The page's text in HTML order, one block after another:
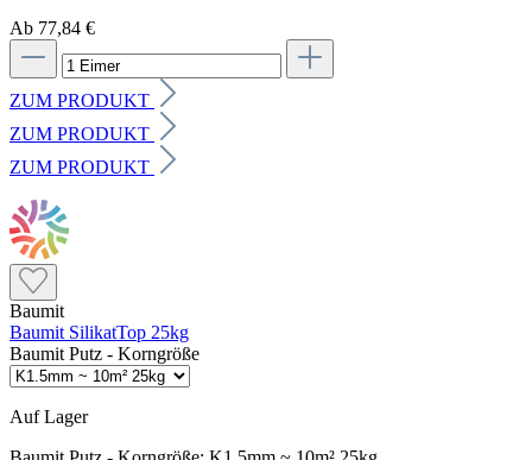
Ab 77,84 €
ZUM PRODUKT
ZUM PRODUKT
ZUM PRODUKT
Baumit
Baumit SilikatTop 25kg
Baumit Putz - Korngröße
Auf Lager